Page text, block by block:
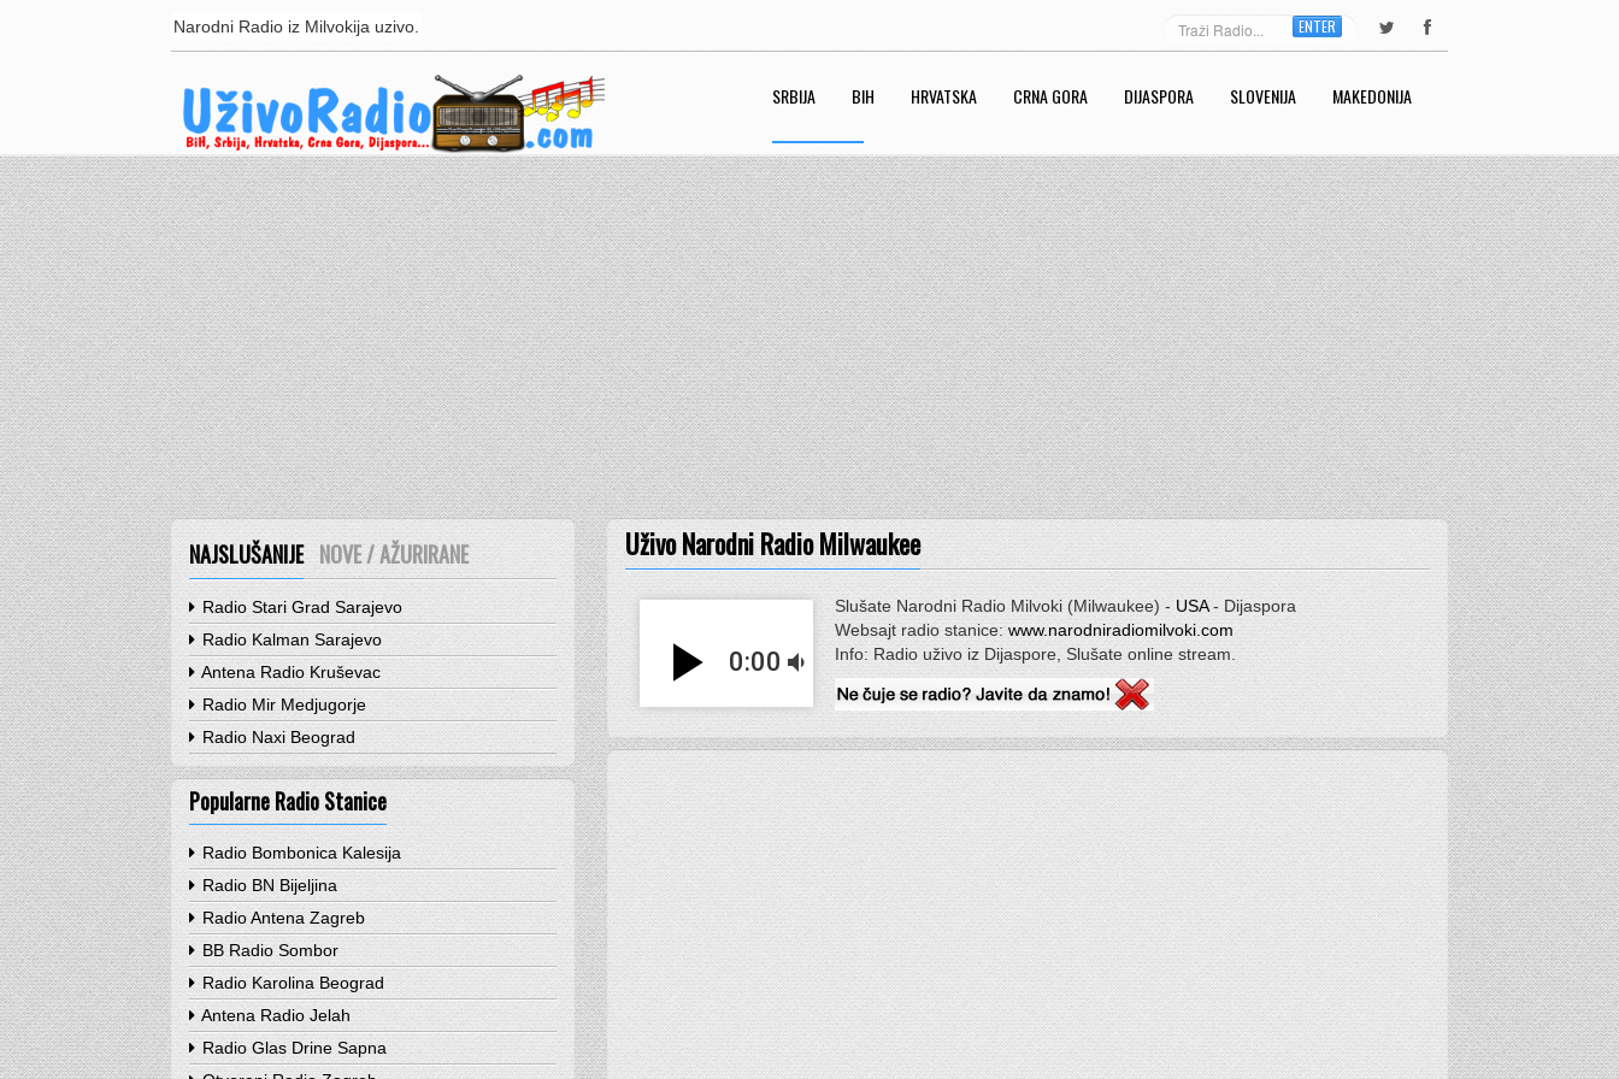
Narodni Radio iz Milvokija uzivo. ENTER
SRBIJA BIH HRVATSKA CRNA GORA DIJASPORA SLOVENIJA MAKEDONIJA
Uživo Narodni Radio Milwaukee
play_arrow 0:00 volume_down
Slušate Narodni Radio Milvoki (Milwaukee) - USA- Dijaspora
Websajt radio stanice:www.narodniradiomilvoki.com
Info: Radio uživo iz Dijaspore, Slušate online stream.
NAJSLUŠANIJE NOVE / AŽURIRANE
Radio Stari Grad Sarajevo
Radio Kalman Sarajevo
Antena Radio Kruševac
Radio Mir Medjugorje
Radio Naxi Beograd
Popularne Radio Stanice
Radio Bombonica Kalesija
Radio BN Bijeljina
Radio Antena Zagreb
BB Radio Sombor
Radio Karolina Beograd
Antena Radio Jelah
Radio Glas Drine Sapna